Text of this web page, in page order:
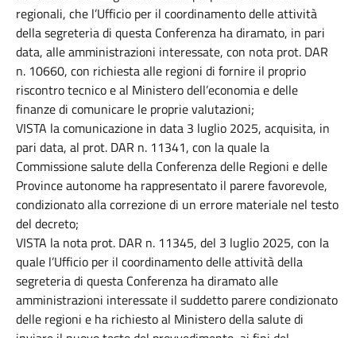
regionali, che l’Ufficio per il coordinamento delle attività
della segreteria di questa Conferenza ha diramato, in pari
data, alle amministrazioni interessate, con nota prot. DAR
n. 10660, con richiesta alle regioni di fornire il proprio
riscontro tecnico e al Ministero dell’economia e delle
finanze di comunicare le proprie valutazioni;
VISTA la comunicazione in data 3 luglio 2025, acquisita, in
pari data, al prot. DAR n. 11341, con la quale la
Commissione salute della Conferenza delle Regioni e delle
Province autonome ha rappresentato il parere favorevole,
condizionato alla correzione di un errore materiale nel testo
del decreto;
VISTA la nota prot. DAR n. 11345, del 3 luglio 2025, con la
quale l’Ufficio per il coordinamento delle attività della
segreteria di questa Conferenza ha diramato alle
amministrazioni interessate il suddetto parere condizionato
delle regioni e ha richiesto al Ministero della salute di